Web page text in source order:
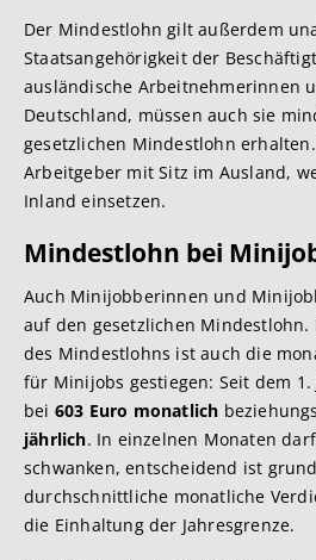
Der Mindestlohn gilt außerdem
Staatsangehörigkeit der
ausländische Arbeitnehmerinnen
Deutschland, müssen auch sie
gesetzlichen Mindestlohn
Arbeitgeber mit Sitz im Ausland,
Inland einsetzen.
Mindestlohn bei
Auch Minijobberinnen und
auf den gesetzlichen Mindestlohn.
des Mindestlohns ist auch die
für Minijobs gestiegen: Seit dem 1.
bei 603 Euro monatlich
jährlich. In einzelnen Monaten
schwanken, entscheidend ist
durchschnittliche monatliche
die Einhaltung der Jahresgrenze.